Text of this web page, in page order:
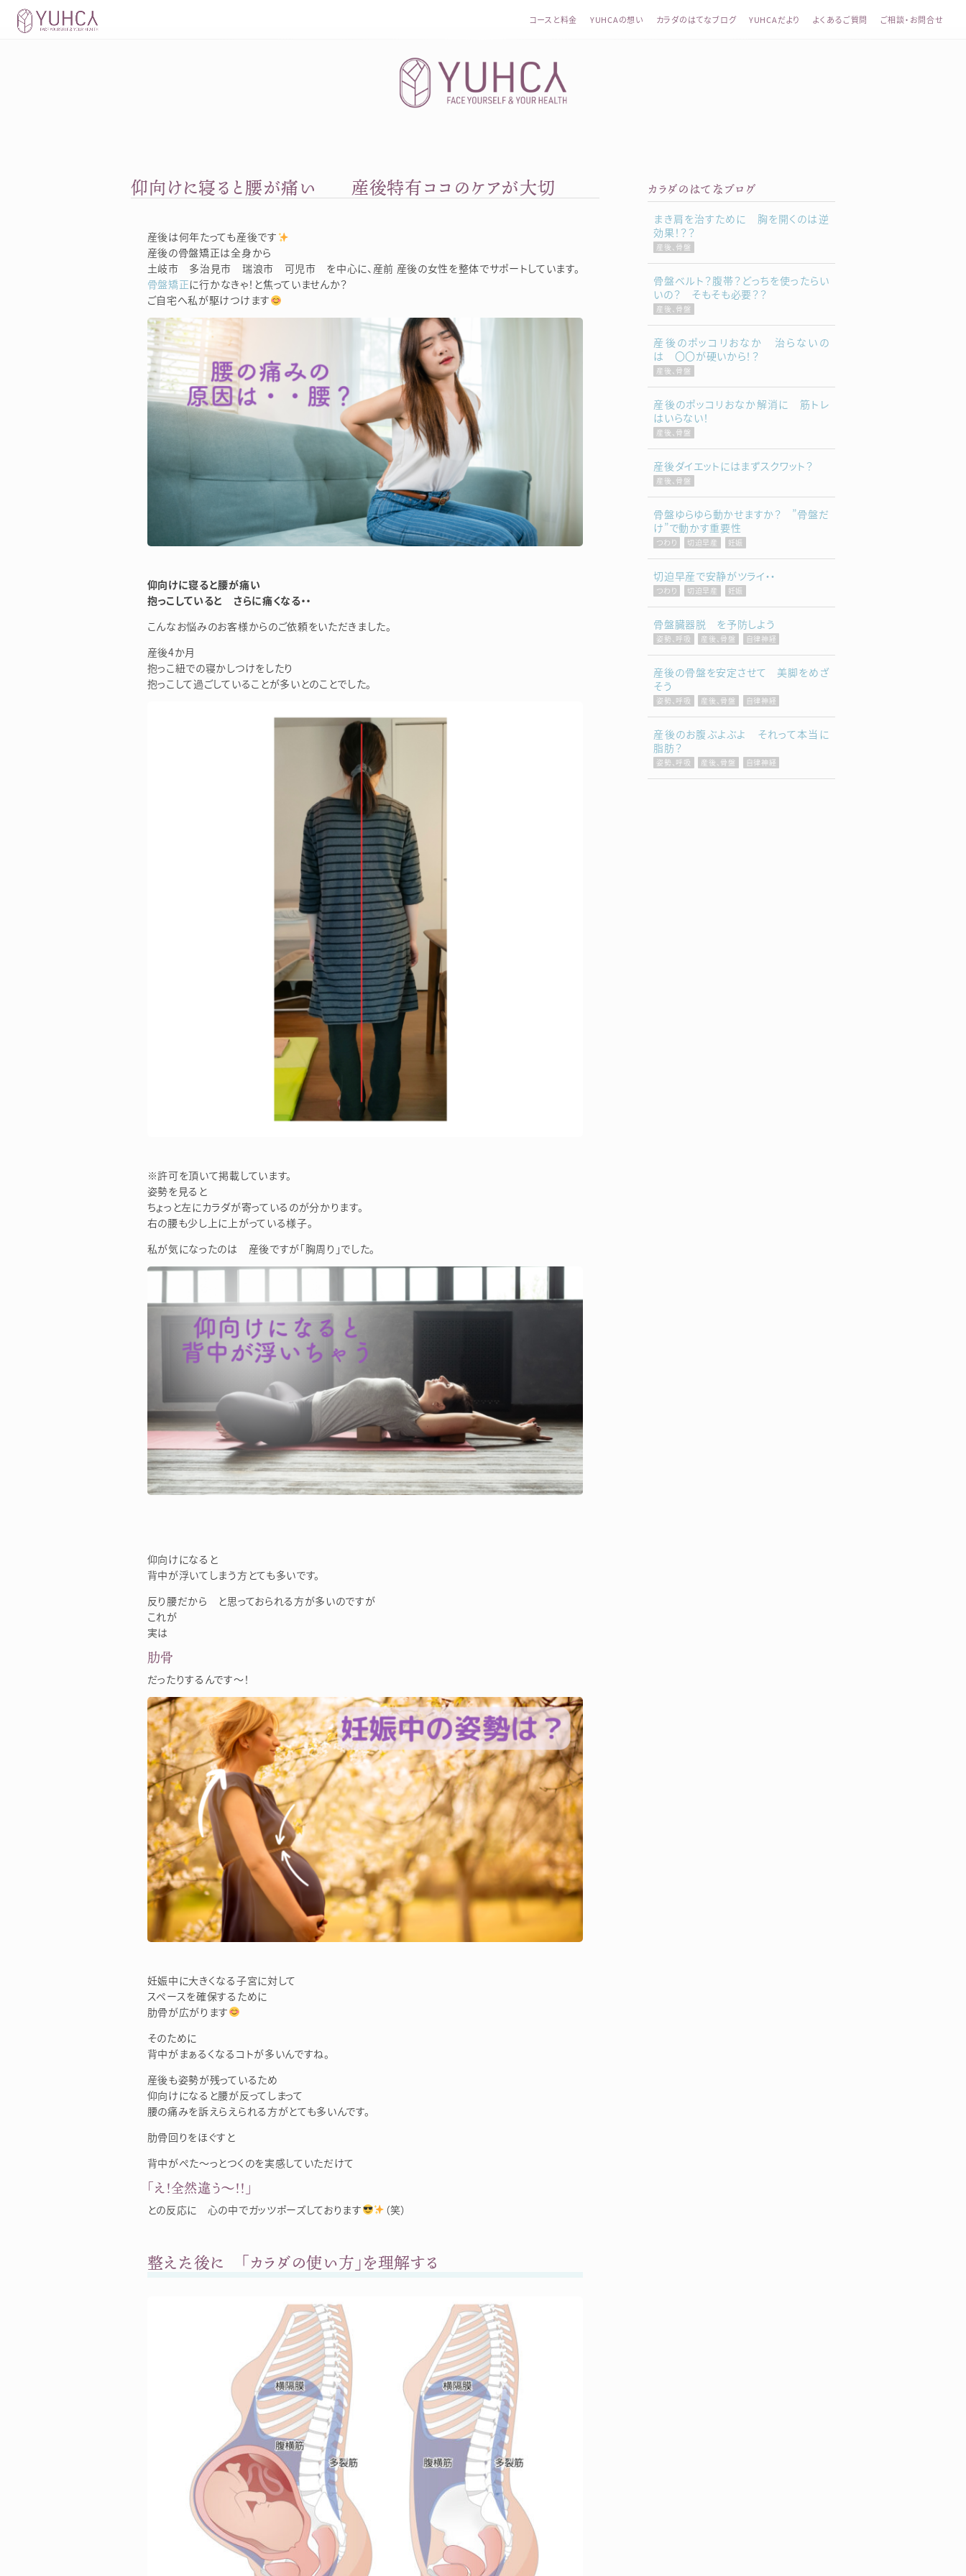
Skip
コースと料金 YUHCAの想い カラダのはてなブログ YUHCAだより よくあるご質問 ご相談・お問合せ
カラダを整え、習慣を変えて、心を前向きに。産前産後訪問整体 YUHCA（ユウカ）
仰向けに寝ると腰が痛い 産後特有ココのケアが大切
産後は何年たっても産後です
産後の骨盤矯正は全身から
土岐市 多治見市 瑞浪市 可児市 を中心に、産前 産後の女性を整体でサポートしています。
骨盤矯正に行かなきゃ！と焦っていませんか？
ご自宅へ私が駆けつけます
仰向けに寝ると腰が痛い
抱っこしていると さらに痛くなる・・
こんなお悩みのお客様からのご依頼をいただきました。
産後4か月
抱っこ紐での寝かしつけをしたり
抱っこして過ごしていることが多いとのことでした。
※許可を頂いて掲載しています。
姿勢を見ると
ちょっと左にカラダが寄っているのが分かります。
右の腰も少し上に上がっている様子。
私が気になったのは 産後ですが「胸周り」でした。
仰向けになると
背中が浮いてしまう方とても多いです。
反り腰だから と思っておられる方が多いのですが
これが
実は
肋骨
だったりするんです～！
妊娠中に大きくなる子宮に対して
スペースを確保するために
肋骨が広がります
そのために
背中がまぁるくなるコトが多いんですね。
産後も姿勢が残っているため
仰向けになると腰が反ってしまって
腰の痛みを訴えらえられる方がとても多いんです。
肋骨回りをほぐすと
背中がぺた～っとつくのを実感していただけて
「え！全然違う～！！」
との反応に 心の中でガッツポーズしております （笑）
整えた後に 「カラダの使い方」を理解する
カラダのはてなブログ
まき肩を治すために 胸を開くのは逆
効果！？？
産後、骨盤
骨盤ベルト？腹帯？どっちを使ったらい
いの？ そもそも必要？？
産後、骨盤
産後のポッコリおなか 治らないの
は 〇〇が硬いから！？
産後、骨盤
産後のポッコリおなか解消に 筋トレ
はいらない！
産後、骨盤
産後ダイエットにはまずスクワット？
産後、骨盤
骨盤ゆらゆら動かせますか？ ”骨盤だ
け”で動かす重要性
つわり 切迫早産 妊娠
切迫早産で安静がツライ・・
つわり 切迫早産 妊娠
骨盤臓器脱 を予防しよう
姿勢、呼吸 産後、骨盤 自律神経
産後の骨盤を安定させて 美脚をめざ
そう
姿勢、呼吸 産後、骨盤 自律神経
産後のお腹ぶよぶよ それって本当に
脂肪？
姿勢、呼吸 産後、骨盤 自律神経